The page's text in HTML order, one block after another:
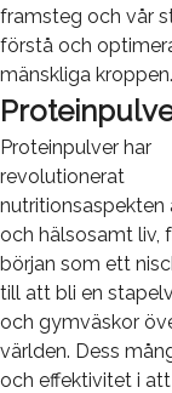
framsteg och vår
förstå och
mänskliga kroppen.
Proteinpulver har
revolutionerat
nutritionsaspekten
och hälsosamt liv,
början som ett
till att bli en
och gymväskor
världen. Dess
och effektivitet i